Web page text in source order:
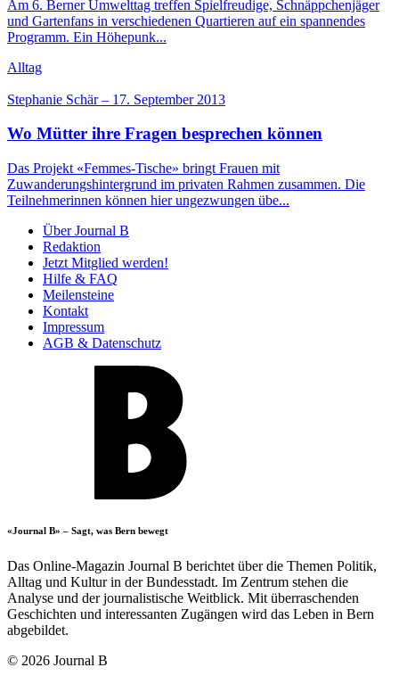
Am 6. Berner Umwelttag treffen Spielfreudige, Schnäppchenjäger
und Gartenfans in verschiedenen Quartieren auf ein spannendes
Programm. Ein Höhepunk...
Alltag
Stephanie Schär– 17. September 2013
Wo Mütter ihre Fragen besprechen können
Das Projekt «Femmes-Tische» bringt Frauen mit
Zuwanderungshintergrund im privaten Rahmen zusammen. Die
Teilnehmerinnen können hier ungezwungen übe...
Über Journal B
Redaktion
Jetzt Mitglied werden!
Hilfe & FAQ
Meilensteine
Kontakt
Impressum
AGB & Datenschutz
«Journal B» – Sagt, was Bern bewegt
Das Online-Magazin Journal B berichtet über die Themen Politik,
Alltag und Kultur in der Bundesstadt. Im Zentrum stehen die
Analyse und der journalistische Weitblick. Mit überraschenden
Geschichten und interessanten Zugängen wird das Leben in Bern
abgebildet.
© 2026 Journal B